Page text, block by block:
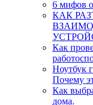
6 мифов о
КАК
Как
Ноутбук
Почему
Как
дома.